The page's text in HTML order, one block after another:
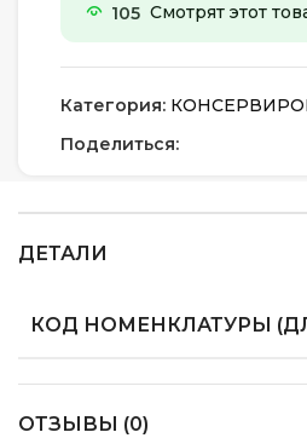
105 Смотрят этот
Категория:
Поделиться:
ДЕТАЛИ
КОД НОМЕНКЛАТУРЫ
ОТЗЫВЫ (0)